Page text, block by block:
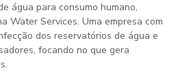
água para consumo humano,
Water Services. Uma empresa com
dos reservatórios de água e
focando no que gera